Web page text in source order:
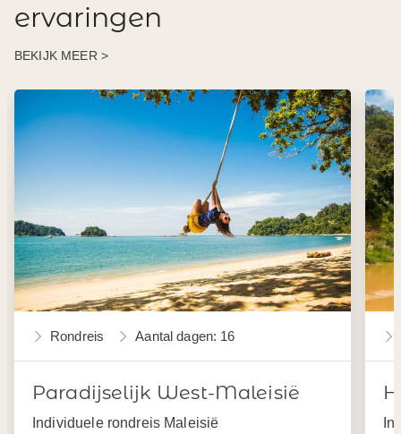
ervaringen
BEKIJK MEER >
Rondreis Aantal dagen: 16
Paradijselijk West-Maleisië
Individuele rondreis Maleisië